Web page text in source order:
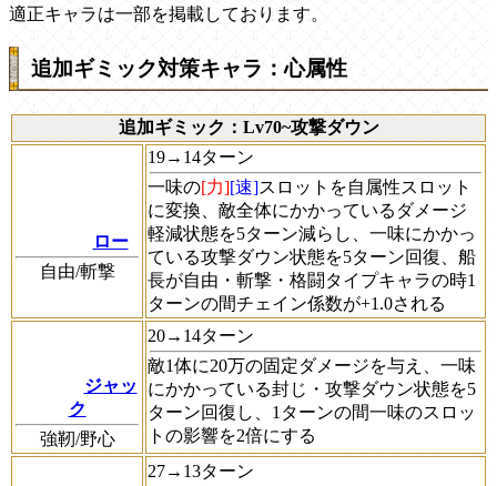
適正キャラは一部を掲載しております。
追加ギミック対策キャラ：心属性
追加ギミック：Lv70~攻撃ダウン
ロー
自由/斬撃
19→14ターン
一味の[力][速]スロットを自属性スロット
に変換、敵全体にかかっているダメージ
軽減状態を5ターン減らし、一味にかかっ
ている攻撃ダウン状態を5ターン回復、船
長が自由・斬撃・格闘タイプキャラの時1
ターンの間チェイン係数が+1.0される
ジャッ
ク
強靭/野心
20→14ターン
敵1体に20万の固定ダメージを与え、一味
にかかっている封じ・攻撃ダウン状態を5
ターン回復し、1ターンの間一味のスロッ
トの影響を2倍にする
27→13ターン